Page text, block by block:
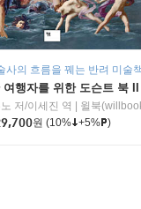
사의 흐름을 꿰는 반려 미술
여행자를 위한 도슨트 북 II
저/이세진 역
윌북
원 (10% +5% )